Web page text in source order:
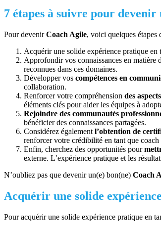
7 étapes à suivre pour devenir
Pour devenirCoach Agile, voici quelques étapes
Acquérir une solide expérience pratique en
Approfondir vos connaissances en matière
reconnues dans ces domaines.
Développer vos compétences en
collaboration.
Renforcer votre compréhension des
éléments clés pour aider les équipes à
Rejoindre des communautés
bénéficier des connaissances partagées.
Considérez également l’obtention de
renforcer votre crédibilité en tant que coach
Enfin, cherchez des opportunités pour
externe. L’expérience pratique et les
N’oubliez pas que devenir un(e) bon(ne) Coach
Acquérir une solide
Pour acquérir une solide expérience pratique en